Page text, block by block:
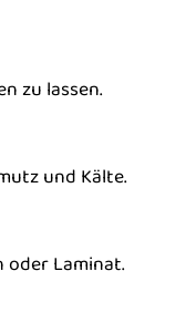
zu lassen.
und Kälte.
Laminat.